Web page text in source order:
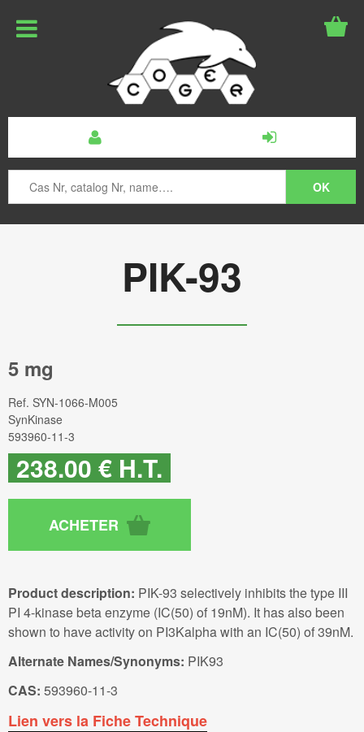
PIK-93
5 mg
Ref. SYN-1066-M005
SynKinase
593960-11-3
238.00 € H.T.
Product description: PIK-93 selectively inhibits the type III
PI 4-kinase beta enzyme (IC(50) of 19nM). It has also been
shown to have activity on PI3Kalpha with an IC(50) of 39nM.
Alternate Names/Synonyms: PIK93
CAS: 593960-11-3
Lien vers la Fiche Technique